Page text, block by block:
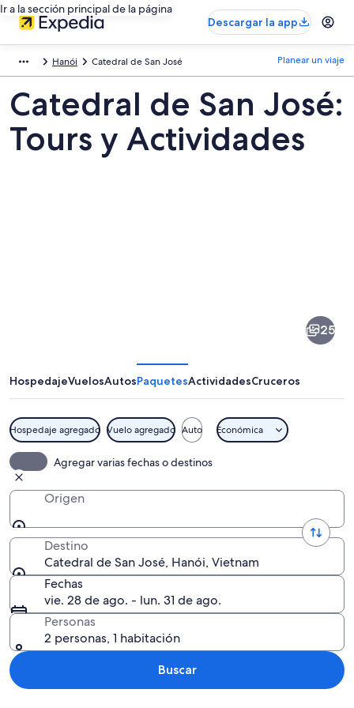
Ir a la sección principal de la página
Descargar la app
Hanói Catedral de San José Planear un viaje
Catedral de San José:
Tours y Actividades
José
25
HospedajeVuelosAutosPaquetesActividadesCruceros
Hospedaje agregado Vuelo agregado Auto Económica
Agregar varias fechas o destinos
Origen
Destino
Catedral de San José, Hanói, Vietnam
Fechas
vie. 28 de ago. - lun. 31 de ago.
Personas
2 personas, 1 habitación
Buscar